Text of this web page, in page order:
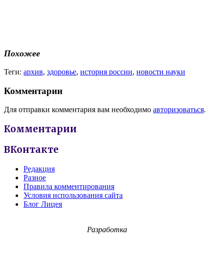
Похожее
Теги: архив, здоровье, история россии, новости науки
Комментарии
Для отправки комментария вам необходимо авторизоваться.
Комментарии
ВКонтакте
Редакция
Разное
Правила комментирования
Условия использования сайта
Блог Лицея
Разработка